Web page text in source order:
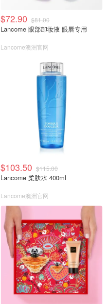
$72.90 $81.00
Lancome 眼部卸妆液 眼唇专用
Lancome澳洲官网
$103.50 $115.00
Lancome 柔肤水 400ml
Lancome澳洲官网